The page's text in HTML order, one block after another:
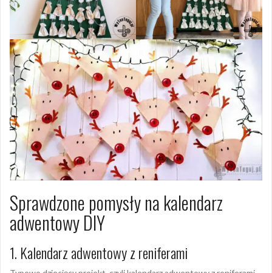
Sprawdzone pomysły na kalendarz
adwentowy DIY
1. Kalendarz adwentowy z reniferami